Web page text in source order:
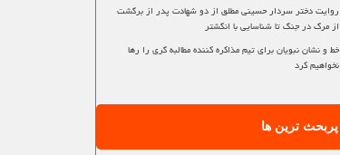
روایت دختر سردار حسینی مطلق از دو شهادت پدر از برگشت
از مرگ در جنگ تا شناسایی با انگشتر
خط و نشان نبویان برای تیم مذاکره کننده مطالبه گری را رها
نخواهیم کرد
پربحث ترین ها